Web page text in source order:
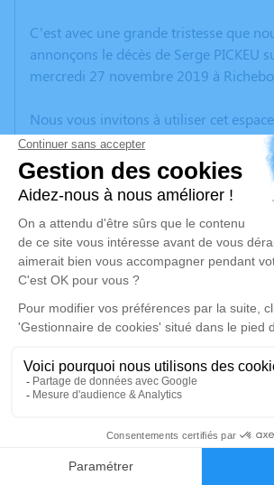
Faire-part
C’est avec une grande tristesse que
annonçons le décès de Serge PICKEU
mercredi 27 novembre 2019 à
Nous vous invitons à utiliser cet
vos condoléances, partager des
anecdote ou exprimer vos pensées à
poèmes ou des textes. Cet endroit est
d'expression dédié à honorer la
PICKEU.
Un service de plantation d’arbre
disponible ici.
Je
Cérémonie religieuse
Église Saint Laurent de
place du général de Gaulle